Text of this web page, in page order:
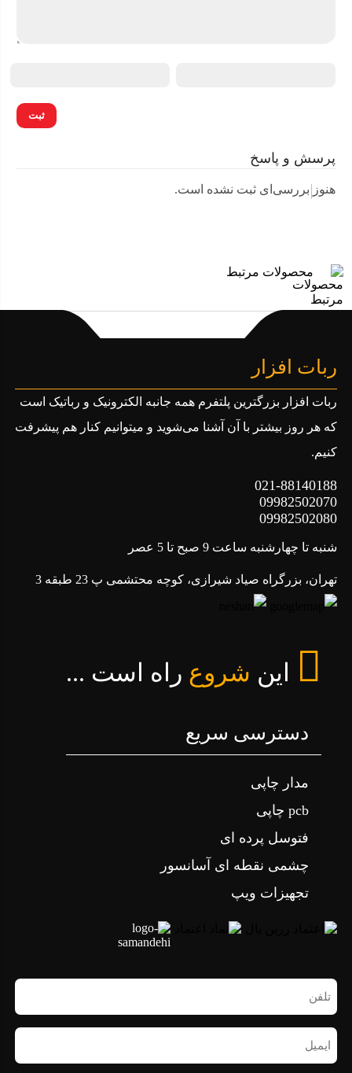
پرسش و پاسخ
هنوز بررسی‌ای ثبت نشده است.
محصولات مرتبط
ربات افزار
ربات افزار بزرگترین پلتفرم همه جانبه الکترونیک و رباتیک است
که هر روز بیشتر با آن آشنا می‌شوید و میتوانیم کنار هم پیشرفت
کنیم.
021-88140188
09982502070
09982502080
شنبه تا چهارشنبه ساعت 9 صبح تا 5 عصر
تهران، بزرگراه صیاد شیرازی، کوچه محتشمی پ 23 طبقه 3
این شروع راه است ...
دسترسی سریع
مدار چاپی
pcb چاپی
فتوسل پرده ای
چشمی نقطه ای آسانسور
تجهیزات ویپ
تلفن
همراه
(ضروری)
ایمیل